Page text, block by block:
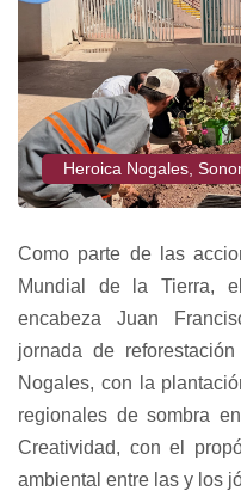
Heroica Nogales,
Como parte de las
Mundial de la Tierra,
encabeza Juan
jornada de
Nogales, con la
regionales de sombra
Creatividad, con el
ambiental entre las y los